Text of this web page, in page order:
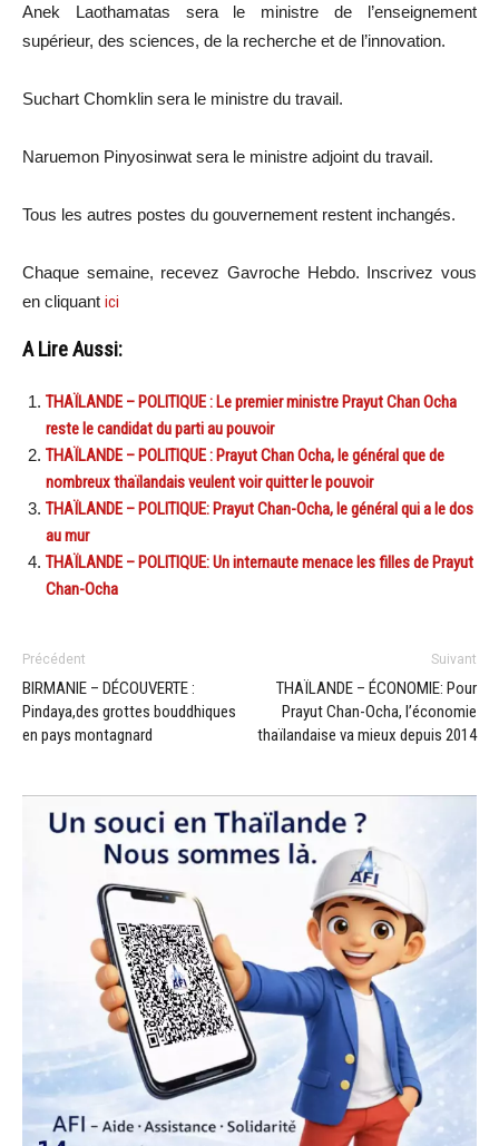
Anek Laothamatas sera le ministre de l’enseignement
supérieur, des sciences, de la recherche et de l’innovation.
Suchart Chomklin sera le ministre du travail.
Naruemon Pinyosinwat sera le ministre adjoint du travail.
Tous les autres postes du gouvernement restent inchangés.
Chaque semaine, recevez Gavroche Hebdo. Inscrivez vous
en cliquant ici
A Lire Aussi:
THAÏLANDE – POLITIQUE : Le premier ministre Prayut Chan Ocha
reste le candidat du parti au pouvoir
THAÏLANDE – POLITIQUE : Prayut Chan Ocha, le général que de
nombreux thaïlandais veulent voir quitter le pouvoir
THAÏLANDE – POLITIQUE: Prayut Chan-Ocha, le général qui a le dos
au mur
THAÏLANDE – POLITIQUE: Un internaute menace les filles de Prayut
Chan-Ocha
Précédent
BIRMANIE – DÉCOUVERTE :
Pindaya,des grottes bouddhiques
en pays montagnard
Suivant
THAÏLANDE – ÉCONOMIE: Pour
Prayut Chan-Ocha, l’économie
thaïlandaise va mieux depuis 2014